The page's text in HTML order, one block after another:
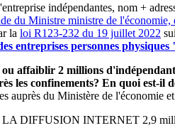
indépendantes, nom +
du Ministre ministre de
la loi R123-232 du 19 juillet 2022
entreprises personnes
affaiblir 2 millions
les confinements? En quoi est-il
auprès du Ministère de l'économie
LA DIFFUSION INTERNET 2,9